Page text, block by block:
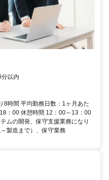
以内
8時間 平均勤務日数：1ヶ月あた
：00 休憩時間 12：00～13：00
ムの開発、保守支援業務になり
製造まで）、保守業務